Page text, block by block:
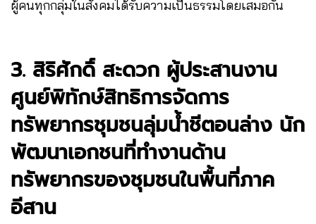
ผู้คนทุกกลุ่มในสังคมได้รับความเป็นธรรมโดยเสมอกัน
3. สิริศักดิ์ สะดวก ผู้ประสานงาน
ศูนย์พิทักษ์สิทธิการจัดการ
ทรัพยากรชุมชนลุ่มน้ำชีตอนล่าง นัก
พัฒนาเอกชนที่ทำงานด้าน
ทรัพยากรของชุมชนในพื้นที่ภาค
อีสาน